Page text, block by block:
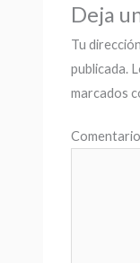
Deja
Tu
publicada.
marcados
Comentario